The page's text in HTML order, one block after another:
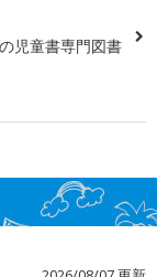
児童書専門図書